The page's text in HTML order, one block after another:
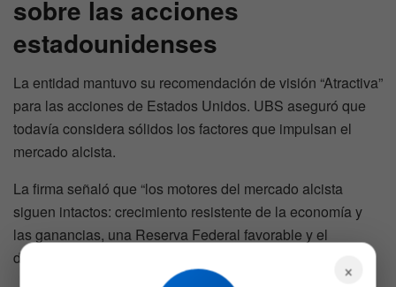
sobre las acciones
estadounidenses
La entidad mantuvo su recomendación de visión “Atractiva”
para las acciones de Estados Unidos. UBS aseguró que
todavía considera sólidos los factores que impulsan el
mercado alcista.
La firma señaló que “los motores del mercado alcista
siguen intactos: crecimiento resistente de la economía y
las ganancias, una Reserva Federal favorable y el
despliegue de la inteligencia artificial”.
×